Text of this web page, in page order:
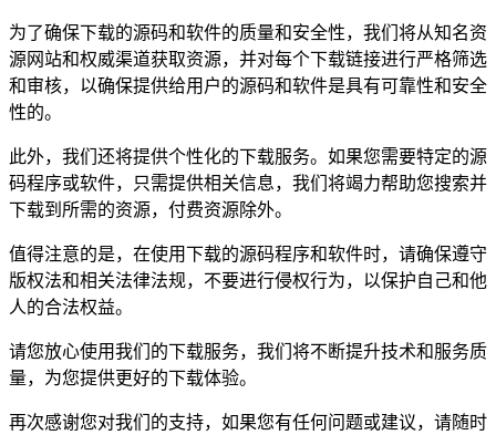
为了确保下载的源码和软件的质量和安全性，我们将从知名资
源网站和权威渠道获取资源，并对每个下载链接进行严格筛选
和审核，以确保提供给用户的源码和软件是具有可靠性和安全
性的。
此外，我们还将提供个性化的下载服务。如果您需要特定的源
码程序或软件，只需提供相关信息，我们将竭力帮助您搜索并
下载到所需的资源，付费资源除外。
值得注意的是，在使用下载的源码程序和软件时，请确保遵守
版权法和相关法律法规，不要进行侵权行为，以保护自己和他
人的合法权益。
请您放心使用我们的下载服务，我们将不断提升技术和服务质
量，为您提供更好的下载体验。
再次感谢您对我们的支持，如果您有任何问题或建议，请随时